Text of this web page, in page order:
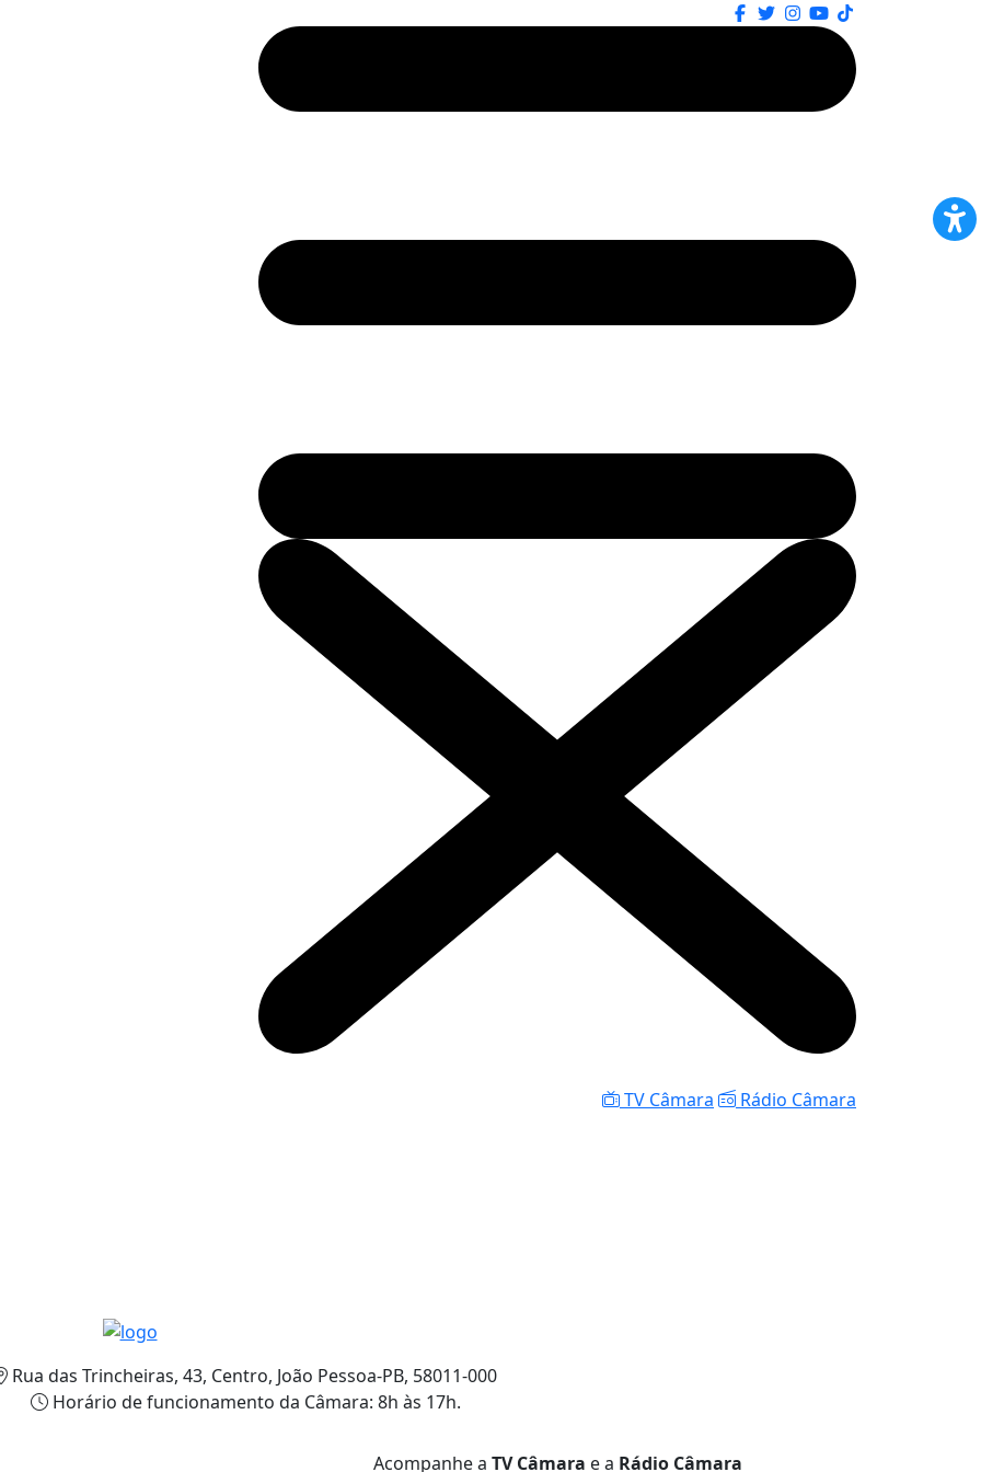
TV Câmara Rádio Câmara
Rua das Trincheiras, 43, Centro, João Pessoa-PB, 58011-000
Horário de funcionamento da Câmara: 8h às 17h.
Acompanhe a TV Câmara e a Rádio Câmara